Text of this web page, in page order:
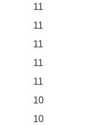
11
11
11
11
11
10
10